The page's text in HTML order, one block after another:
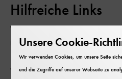
Hilfreiche Links
Was Sie zu unseren
müssen.
Kosten und Eintritt
Unsere Cookie-
Wir verwenden Cookies, um unsere Seite
und die Zugriffe auf unserer Webseite zu